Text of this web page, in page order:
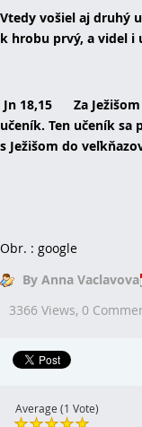
Vtedy vošiel aj druhý
k hrobu prvý, a videl i
Jn 18,15 Za
učeník. Ten učeník sa
s Ježišom do
Obr. : google
By Anna Vaclavova
3366 Views, 0
Average (1 Vote)